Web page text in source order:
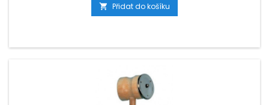
 Přidat do košíku